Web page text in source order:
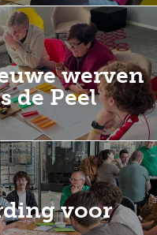
werven
de Peel
voor